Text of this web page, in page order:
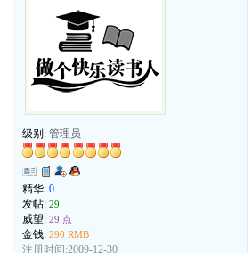
级别:管理员
精华:0
发帖:29
威望:29 点
金钱:290 RMB
注册时间:2009-12-30